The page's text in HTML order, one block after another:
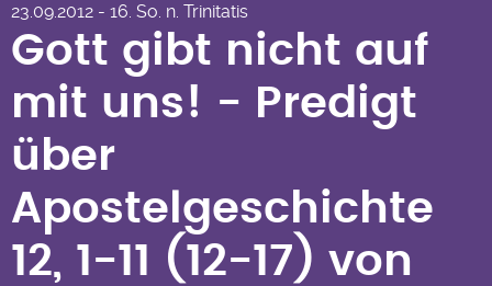
mit uns! - Predigt
über
Apostelgeschichte
12, 1-11 (12-17) von
Ondrej Prostrednik
23.09.2012 - 16. So. n. Trinitatis
Gott gibt nicht auf
mit uns! - Predigt
über
Apostelgeschichte
12, 1-11 (12-17) von